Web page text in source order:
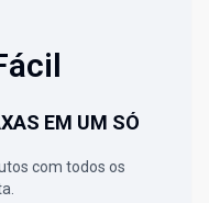
EM UM SÓ
com todos os